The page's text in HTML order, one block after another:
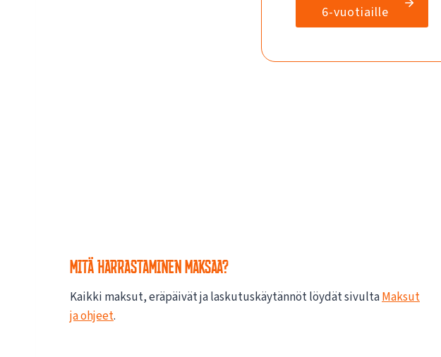
6-vuotiaille
MITÄ HARRASTAMINEN MAKSAA?
Kaikki maksut, eräpäivät ja laskutuskäytännöt löydät sivultaMaksut
ja ohjeet.